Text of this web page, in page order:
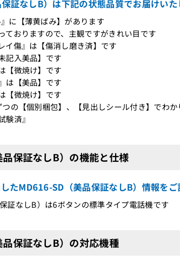
証なしB）は下記の状態品質でお届けい
【薄黄ばみ】があります
おりますので、主観ですがきれい目です
傷』は【傷消し磨き済】です
入美品】です
微焼け】です
【美品】です
微焼け】です
の【個別梱包】、【見出しシール付き】でわか
済』
保証なしB）の機能と仕様
たMD616-SD（美品保証なしB）情報を
証なしB）は6ボタンの標準タイプ電話機です
保証なしB）の対応機種